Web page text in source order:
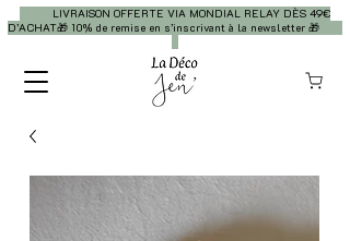
LIVRAISON OFFERTE VIA MONDIAL RELAY DÈS 49€
D’ACHAT🎁 10% de remise en s’inscrivant à la newsletter 🎁